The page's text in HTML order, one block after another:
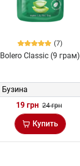
(7)
Bolero Classic (9 грам)
19 грн 24 грн
Купить